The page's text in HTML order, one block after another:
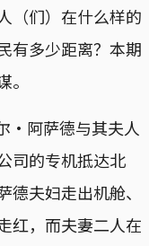
（们）在什么样的
有多少距离？本期
·阿萨德与其夫人
司的专机抵达北
夫妇走出机舱、
红，而夫妻二人在